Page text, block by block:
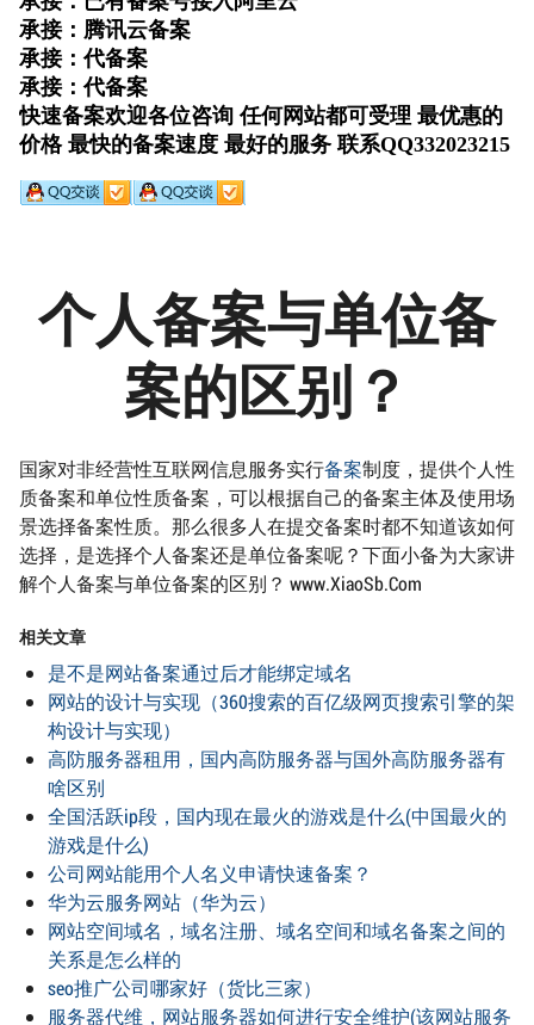
个人备案与单位备
案的区别？
国家对非经营性互联网信息服务实行备案制度，提供个人性
质备案和单位性质备案，可以根据自己的备案主体及使用场
景选择备案性质。那么很多人在提交备案时都不知道该如何
选择，是选择个人备案还是单位备案呢？下面小备为大家讲
解个人备案与单位备案的区别？ www.XiaoSb.Com
相关文章
是不是网站备案通过后才能绑定域名
网站的设计与实现（360搜索的百亿级网页搜索引擎的架
构设计与实现）
高防服务器租用，国内高防服务器与国外高防服务器有
啥区别
全国活跃ip段，国内现在最火的游戏是什么(中国最火的
游戏是什么)
公司网站能用个人名义申请快速备案？
华为云服务网站（华为云）
网站空间域名，域名注册、域名空间和域名备案之间的
关系是怎么样的
seo推广公司哪家好（货比三家）
服务器代维，网站服务器如何进行安全维护(该网站服务